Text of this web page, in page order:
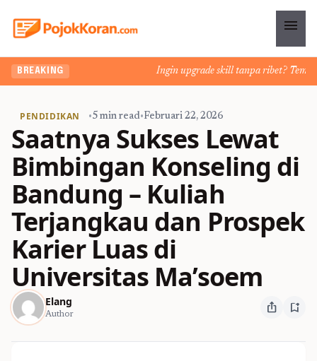
menu
BREAKING Ingin upgrade skill tanpa ribet?
PENDIDIKAN •5 min read•Februari 22, 2026
Saatnya Sukses Lewat
Bimbingan Konseling di
Bandung – Kuliah
Terjangkau dan Prospek
Karier Luas di
Universitas Ma’soem
Elang
Author ios_share bookmark_add